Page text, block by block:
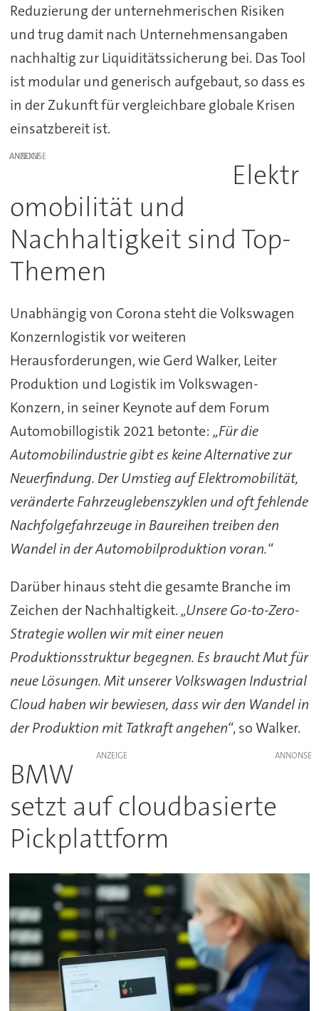
Reduzierung der unternehmerischen Risiken
und trug damit nach Unternehmensangaben
nachhaltig zur Liquiditätssicherung bei. Das Tool
ist modular und generisch aufgebaut, so dass es
in der Zukunft für vergleichbare globale Krisen
einsatzbereit ist.
ANZEIGE
Elektr
omobilität und
Nachhaltigkeit sind Top-
Themen
Unabhängig von Corona steht die Volkswagen
Konzernlogistik vor weiteren
Herausforderungen, wie Gerd Walker, Leiter
Produktion und Logistik im Volkswagen-
Konzern, in seiner Keynote auf dem Forum
Automobillogistik 2021 betonte: „Für die
Automobilindustrie gibt es keine Alternative zur
Neuerfindung. Der Umstieg auf Elektromobilität,
veränderte Fahrzeuglebenszyklen und oft fehlende
Nachfolgefahrzeuge in Baureihen treiben den
Wandel in der Automobilproduktion voran.“
Darüber hinaus steht die gesamte Branche im
Zeichen der Nachhaltigkeit.„Unsere Go-to-Zero-
Strategie wollen wir mit einer neuen
Produktionsstruktur begegnen. Es braucht Mut für
neue Lösungen. Mit unserer Volkswagen Industrial
Cloud haben wir bewiesen, dass wir den Wandel in
der Produktion mit Tatkraft angehen“, so Walker.
ANZEIGE
BMW
setzt auf cloudbasierte
Pickplattform